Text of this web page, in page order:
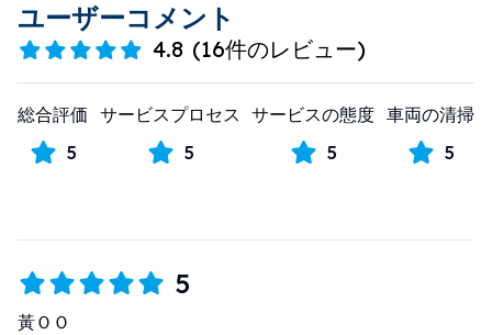
ユーザーコメント
4.8 (16件のレビュー)
総合評価
5
サービスプロセス
5
サービスの態度
5
車両の清掃
5
5
黃ＯＯ